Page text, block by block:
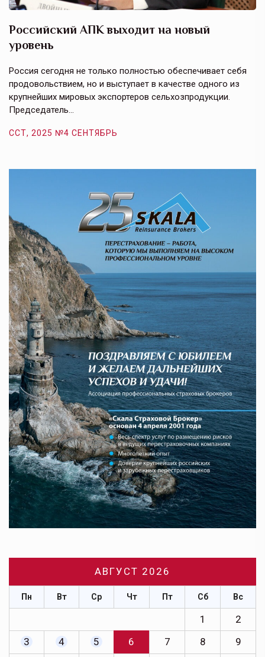
Российский АПК выходит на новый
уровень
Россия сегодня не только полностью обеспечивает себя
продовольствием, но и выступает в качестве одного из
крупнейших мировых экспортеров сельхозпродукции.
Председатель…
ССТ, 2025 №4 СЕНТЯБРЬ
АВГУСТ 2026
Пн Вт Ср Чт Пт Сб Вс
1
2
3
4 5 6 7 8 9